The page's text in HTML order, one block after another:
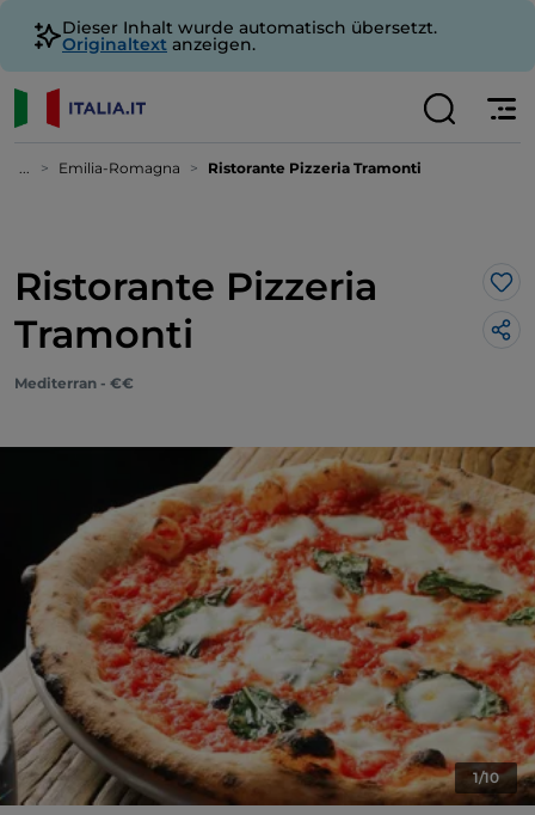
Dieser Inhalt wurde automatisch übersetzt.
Originaltext anzeigen.
... Emilia-Romagna Ristorante Pizzeria Tramonti
Ristorante Pizzeria
Tramonti
Mediterran - €€
1/10